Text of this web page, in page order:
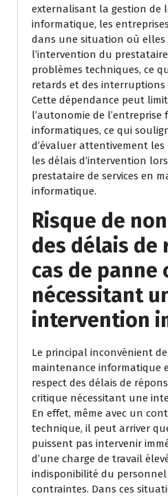
externalisant la gestion de
informatique, les
dans une situation où
l’intervention du
problèmes techniques, ce
retards et des
Cette dépendance peut
l’autonomie de l’entreprise
informatiques, ce qui
d’évaluer attentivement
les délais d’intervention
prestataire de services en
informatique.
Risque de
des délais de
cas de panne
nécessitant
intervention
Le principal inconvénient de
maintenance informatique
respect des délais de
critique nécessitant une
En effet, même avec un
technique, il peut arriver
puissent pas intervenir
d’une charge de travail
indisponibilité du personnel
contraintes. Dans ces